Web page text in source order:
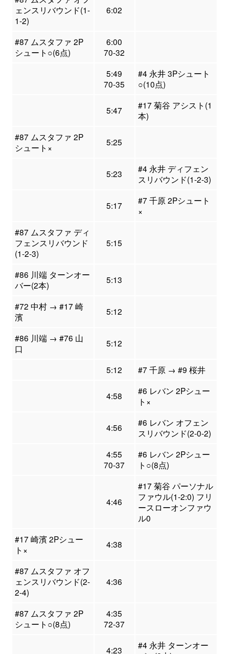
ェンスリバウンド(1-
1-2)
6:02
#87 ムスタファ 2P
シュート○(6点)
6:00
70-32
5:49
70-35
#4 永井 3Pシュート
○(10点)
5:47
#17 菊谷 アシスト(1
本)
#87 ムスタファ 2P
シュート×
5:25
5:23
#4 永井 ディフェン
スリバウンド(1-2-3)
5:17
#7 千原 2Pシュート
×
#87 ムスタファ ディ
フェンスリバウンド
(1-2-3)
5:15
#86 川端 ターンオー
バー(2本)
5:13
#72 中村 → #17 崎
濱
5:12
#86 川端 → #76 山
口
5:12
5:12 #7 千原 → #9 桜井
4:58
#6 レバン 2Pシュー
ト×
4:56
#6 レバン オフェン
スリバウンド(2-0-2)
4:55
70-37
#6 レバン 2Pシュー
ト○(8点)
4:46
#17 菊谷 パーソナル
ファウル(1-2:0) フリ
ースローオンファウ
ル0
#17 崎濱 2Pシュー
ト×
4:38
#87 ムスタファ オフ
ェンスリバウンド(2-
2-4)
4:36
#87 ムスタファ 2P
シュート○(8点)
4:35
72-37
4:23
#4 永井 ターンオー